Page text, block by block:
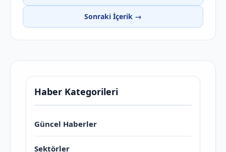
Sonraki İçerik →
Haber Kategorileri
Güncel Haberler
Sektörler